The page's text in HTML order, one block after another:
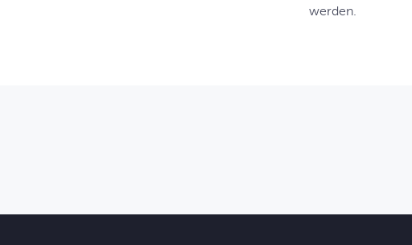
werden.